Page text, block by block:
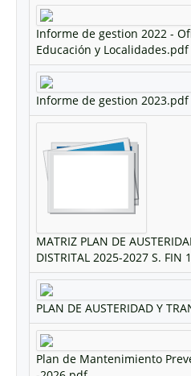
Informe de gestion 2022 -
Educación y Localidades.pdf
Informe de gestion 2023.pdf
MATRIZ PLAN DE
DISTRITAL 2025-2027 S. FIN
PLAN DE AUSTERIDAD Y
Plan de Mantenimiento